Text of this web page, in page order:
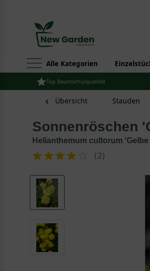
Alle Kategorien
Top Baumschulqualität
Übersicht Stauden
Sonnenröschen
Helianthemum cultorum 'Gelbe
(2)